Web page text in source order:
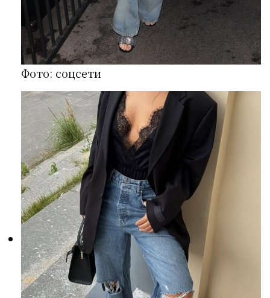
Фото: соцсети